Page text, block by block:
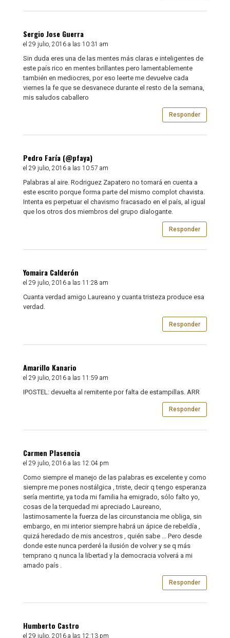
Sergio Jose Guerra
el 29 julio, 2016 a las 10:31 am
Sin duda eres una de las mentes más claras e inteligentes de
este país rico en mentes brillantes pero lamentablemente
también en mediocres, por eso leerte me devuelve cada
viernes la fe que se desvanece durante el resto de la semana,
mis saludos caballero
Responder
Pedro Faría (@pfaya)
el 29 julio, 2016 a las 10:57 am
Palabras al aire. Rodriguez Zapatero no tomará en cuenta a
este escrito porque forma parte del mismo complot chavista.
Intenta es perpetuar el chavismo fracasado en el país, al igual
que los otros dos miembros del grupo dialogante.
Responder
Yomaira Calderón
el 29 julio, 2016 a las 11:28 am
Cuanta verdad amigo Laureano y cuanta tristeza produce esa
verdad.
Responder
Amarillo Kanario
el 29 julio, 2016 a las 11:59 am
IPOSTEL: devuelta al remitente por falta de estampillas. ARR
Responder
Carmen Plasencia
el 29 julio, 2016 a las 12:04 pm
Como siempre el manejo de las palabras es excelente y como
siempre me pones nostálgica , triste, decir q tengo esperanza
sería mentirte, ya toda mi familia ha emigrado, sólo falto yo,
cosas de la terquedad mi apreciado Laureano,
lastimosamente la fuerza de las circunstancia me obliga, sin
embargo, en mi interior siempre habrá un ápice de rebeldía ,
quizá heredado de mis ancestros , quién sabe … Pero desde
donde este nunca perderé la ilusión de volver y se q más
temprano q nunca la libertad y la democracia volverá a mi
amado país .
Responder
Humberto Castro
el 29 julio, 2016 a las 12:13 pm